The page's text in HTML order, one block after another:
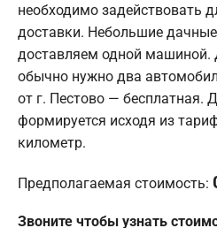
необходимо задействовать
доставки. Небольшие
доставляем одной машиной.
обычно нужно два
от г. Пестово — бесплатная.
формируется исходя из
километр.
Предполагаемая стоимость:
Звоните чтобы узнать